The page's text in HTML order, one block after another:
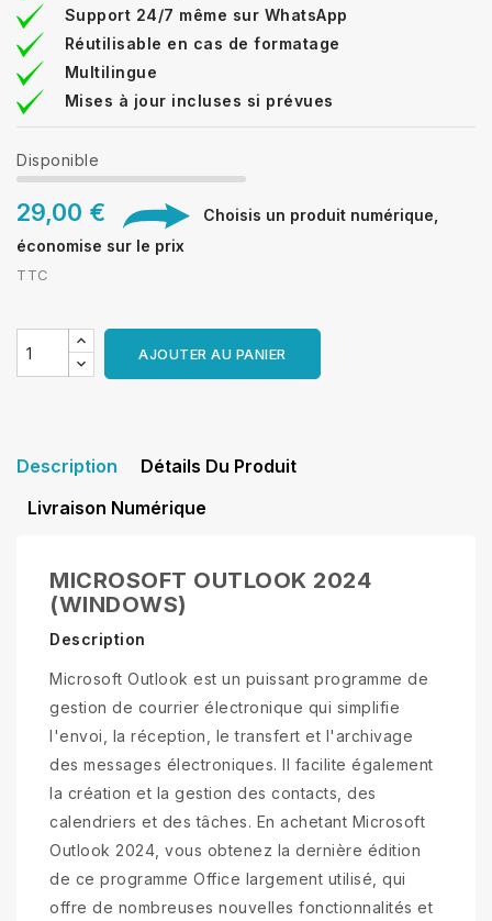
Support 24/7 même sur WhatsApp
Réutilisable en cas de formatage
Multilingue
Mises à jour incluses si prévues
Disponible
29,00 €
Choisis un produit numérique,
économise sur le prix
TTC
AJOUTER AU PANIER
Description
Détails Du Produit
Livraison Numérique
MICROSOFT OUTLOOK 2024
(WINDOWS)
Description
Microsoft Outlook est un puissant programme de
gestion de courrier électronique qui simplifie
l'envoi, la réception, le transfert et l'archivage
des messages électroniques. Il facilite également
la création et la gestion des contacts, des
calendriers et des tâches. En achetant Microsoft
Outlook 2024, vous obtenez la dernière édition
de ce programme Office largement utilisé, qui
offre de nombreuses nouvelles fonctionnalités et